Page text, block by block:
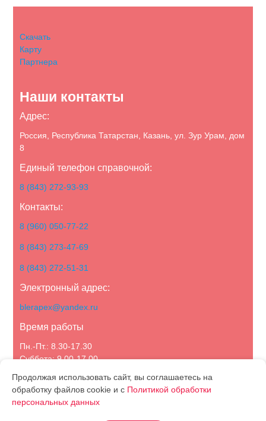
Скачать
Карту
Партнера
Наши контакты
Адрес:
Россия, Республика Татарстан, Казань, ул. Зур Урам, дом
8
Единый телефон справочной:
8 (843) 272-93-93
Контакты:
8 (960) 050-77-22
8 (843) 273-47-69
8 (843) 272-51-31
Электронный адрес:
blerapex@yandex.ru
Время работы
Пн.-Пт.: 8.30-17.30
Суббота: 9.00-17.00
Политика конфиденциальности
Продолжая использовать сайт, вы соглашаетесь на
обработку файлов cookie и с Политикой обработки
персональных данных